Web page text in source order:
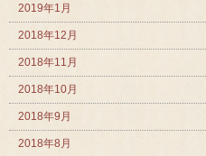
2019年1月
2018年12月
2018年11月
2018年10月
2018年9月
2018年8月